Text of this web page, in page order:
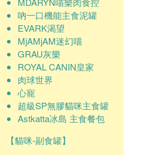
吶一口機能主食泥罐
EVARK渴望
MjAMjAM迷幻喵
GRAU灰樂
ROYAL CANIN皇家
肉球世界
心寵
超級SP無膠貓咪主食罐
Astkatta冰島 主食餐包
【貓咪-副食罐】